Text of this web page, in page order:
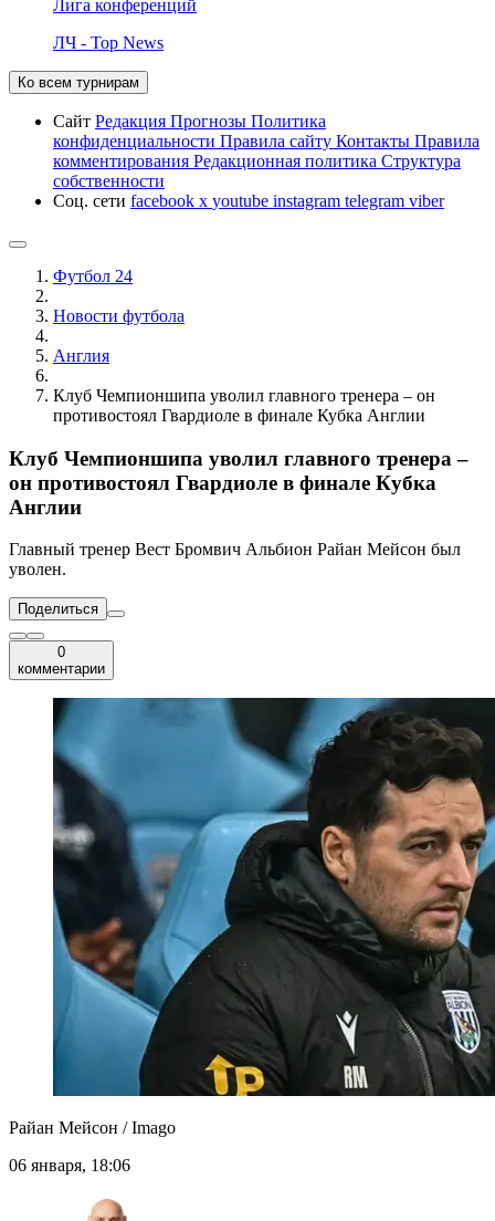
Лига конференций
ЛЧ - Top News
Ко всем турнирам
Сайт Редакция Прогнозы Политика
конфиденциальности Правила сайту Контакты Правила
комментирования Редакционная политика Структура
собственности
Соц. сети facebook x youtube instagram telegram viber
Футбол 24
Новости футбола
Англия
Клуб Чемпионшипа уволил главного тренера – он
противостоял Гвардиоле в финале Кубка Англии
Клуб Чемпионшипа уволил главного тренера –
он противостоял Гвардиоле в финале Кубка
Англии
Главный тренер Вест Бромвич Альбион Райан Мейсон был
уволен.
Поделиться
0
комментарии
Райан Мейсон / Imago
06 января, 18:06